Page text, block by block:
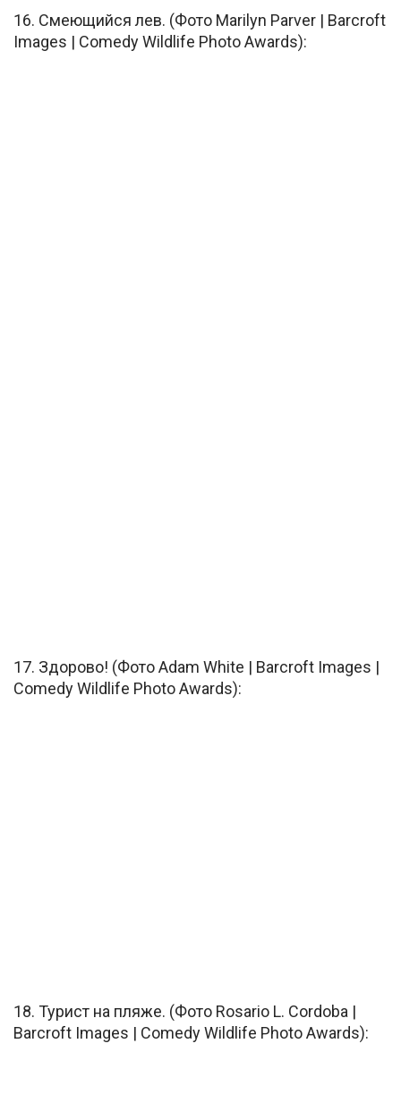
16. Смеющийся лев. (Фото Marilyn Parver | Barcroft
Images | Comedy Wildlife Photo Awards):
17. Здорово! (Фото Adam White | Barcroft Images |
Comedy Wildlife Photo Awards):
18. Турист на пляже. (Фото Rosario L. Cordoba |
Barcroft Images | Comedy Wildlife Photo Awards):